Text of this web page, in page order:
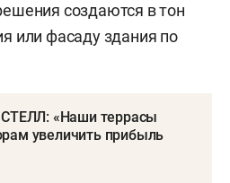
создаются в тон
или фасаду здания по
«Наши террасы
увеличить прибыль